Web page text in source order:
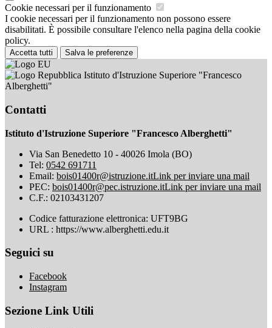
Cookie necessari per il funzionamento
I cookie necessari per il funzionamento non possono essere
disabilitati. È possibile consultare l'elenco nella pagina della cookie
policy.
Accetta tutti Salva le preferenze
Istituto d'Istruzione Superiore "Francesco
Alberghetti"
Contatti
Istituto d'Istruzione Superiore "Francesco Alberghetti"
Via San Benedetto 10 - 40026 Imola (BO)
Tel: 0542 691711
Email: bois01400r@istruzione.itLink per inviare una mail
PEC: bois01400r@pec.istruzione.itLink per inviare una mail
C.F.: 02103431207
Codice fatturazione elettronica: UFT9BG
URL : https://www.alberghetti.edu.it
Seguici su
Facebook
Instagram
Sezione Link Utili